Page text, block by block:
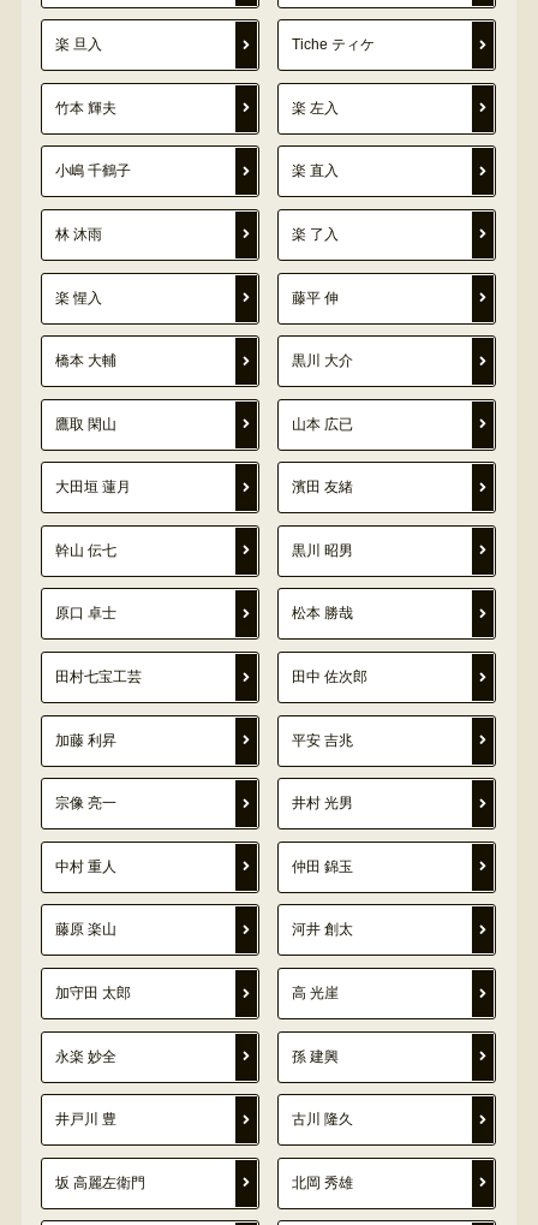
楽 旦入 Tiche ティケ
竹本 輝夫 楽 左入
小嶋 千鶴子 楽 直入
林 沐雨 楽 了入
楽 惺入 藤平 伸
橋本 大輔 黒川 大介
鷹取 閑山 山本 広已
大田垣 蓮月 濱田 友緒
幹山 伝七 黒川 昭男
原口 卓士 松本 勝哉
田村七宝工芸 田中 佐次郎
加藤 利昇 平安 吉兆
宗像 亮一 井村 光男
中村 重人 仲田 錦玉
藤原 楽山 河井 創太
加守田 太郎 高 光崖
永楽 妙全 孫 建興
井戸川 豊 古川 隆久
坂 高麗左衛門 北岡 秀雄